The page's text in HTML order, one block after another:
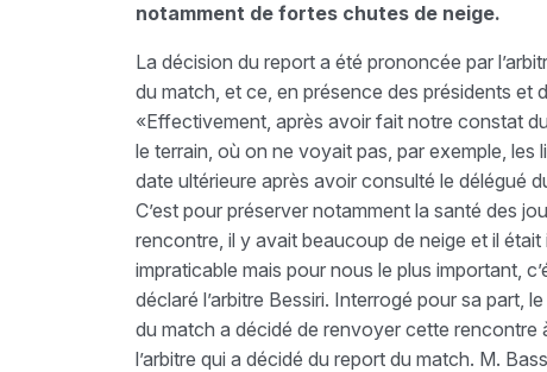
notamment de fortes chutes de neige.
La décision du report a été prononcée par
du match, et ce, en présence des présidents et
«Effectivement, après avoir fait notre constat
le terrain, où on ne voyait pas, par exemple,
date ultérieure après avoir consulté le délégué
C’est pour préserver notamment la santé des
rencontre, il y avait beaucoup de neige et il
impraticable mais pour nous le plus important,
déclaré l’arbitre Bessiri. Interrogé pour sa part,
du match a décidé de renvoyer cette rencontre
l’arbitre qui a décidé du report du match. M.